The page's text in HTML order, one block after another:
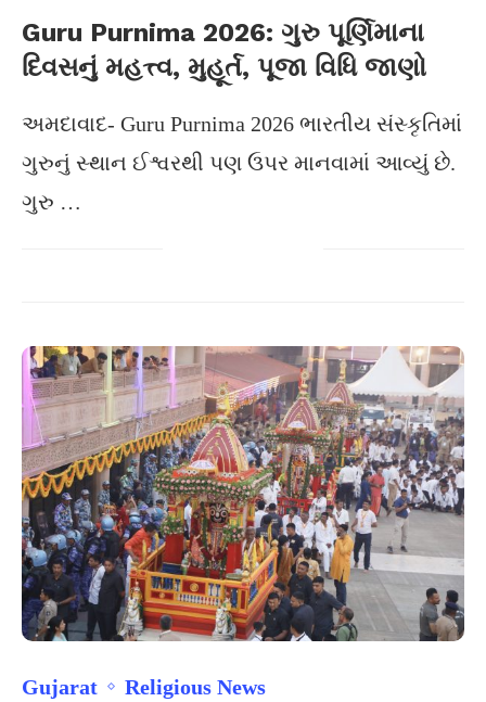
Guru Purnima 2026: ગુરુ પૂર્ણિમાના
દિવસનું મહત્ત્વ, મુહૂર્ત, પૂજા વિધિ જાણો
અમદાવાદ- Guru Purnima 2026 ભારતીય સંસ્કૃતિમાં
ગુરુનું સ્થાન ઈશ્વરથી પણ ઉપર માનવામાં આવ્યું છે.
ગુરુ …
Gujarat Religious News